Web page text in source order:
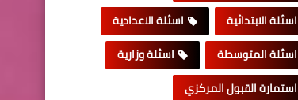
اسئلة الابتدائية
اسئلة الاعدادية
اسئلة المتوسطة
اسئلة وزارية
استمارة القبول المركزي